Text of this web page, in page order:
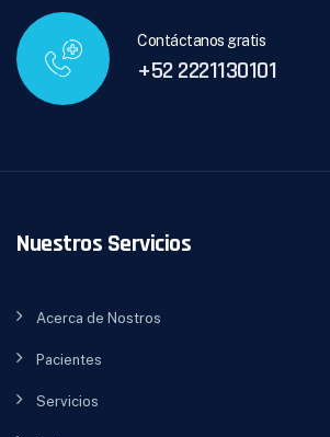
Contáctanos gratis
+52 2221130101
Nuestros Servicios
Acerca de Nostros
Pacientes
Servicios